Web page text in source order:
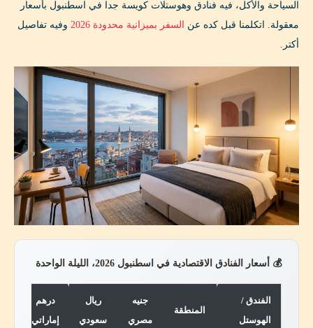
السياحة والأكل، فيه فنادق وهوستلات كويسة جدا في اسطنبول بأسعار
معقولة. اتكلمنا قبل كده عن السفر بميزانية محدودة 2026
وفيه تفاصيل
أكتر.
💰 أسعار الفنادق الاقتصادية في اسطنبول 2026، الليلة الواحدة
الفندق /
الهوستل
المنطقة
جنيه
مصري
ريال
سعودي
درهم
إماراتي